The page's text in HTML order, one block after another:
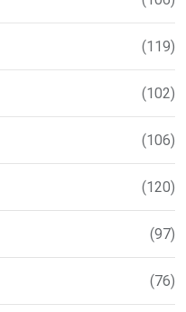
(119)
(102)
(106)
(120)
(97)
(76)